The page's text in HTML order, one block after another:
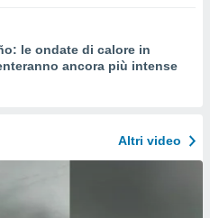
le ondate di calore in
ancora più intense
Altri video